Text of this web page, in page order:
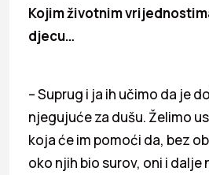
Kojim životnim
djecu…
– Suprug i ja ih učimo da je
njegujuće za dušu. Želimo
koja će im pomoći da, bez
oko njih bio surov, oni i